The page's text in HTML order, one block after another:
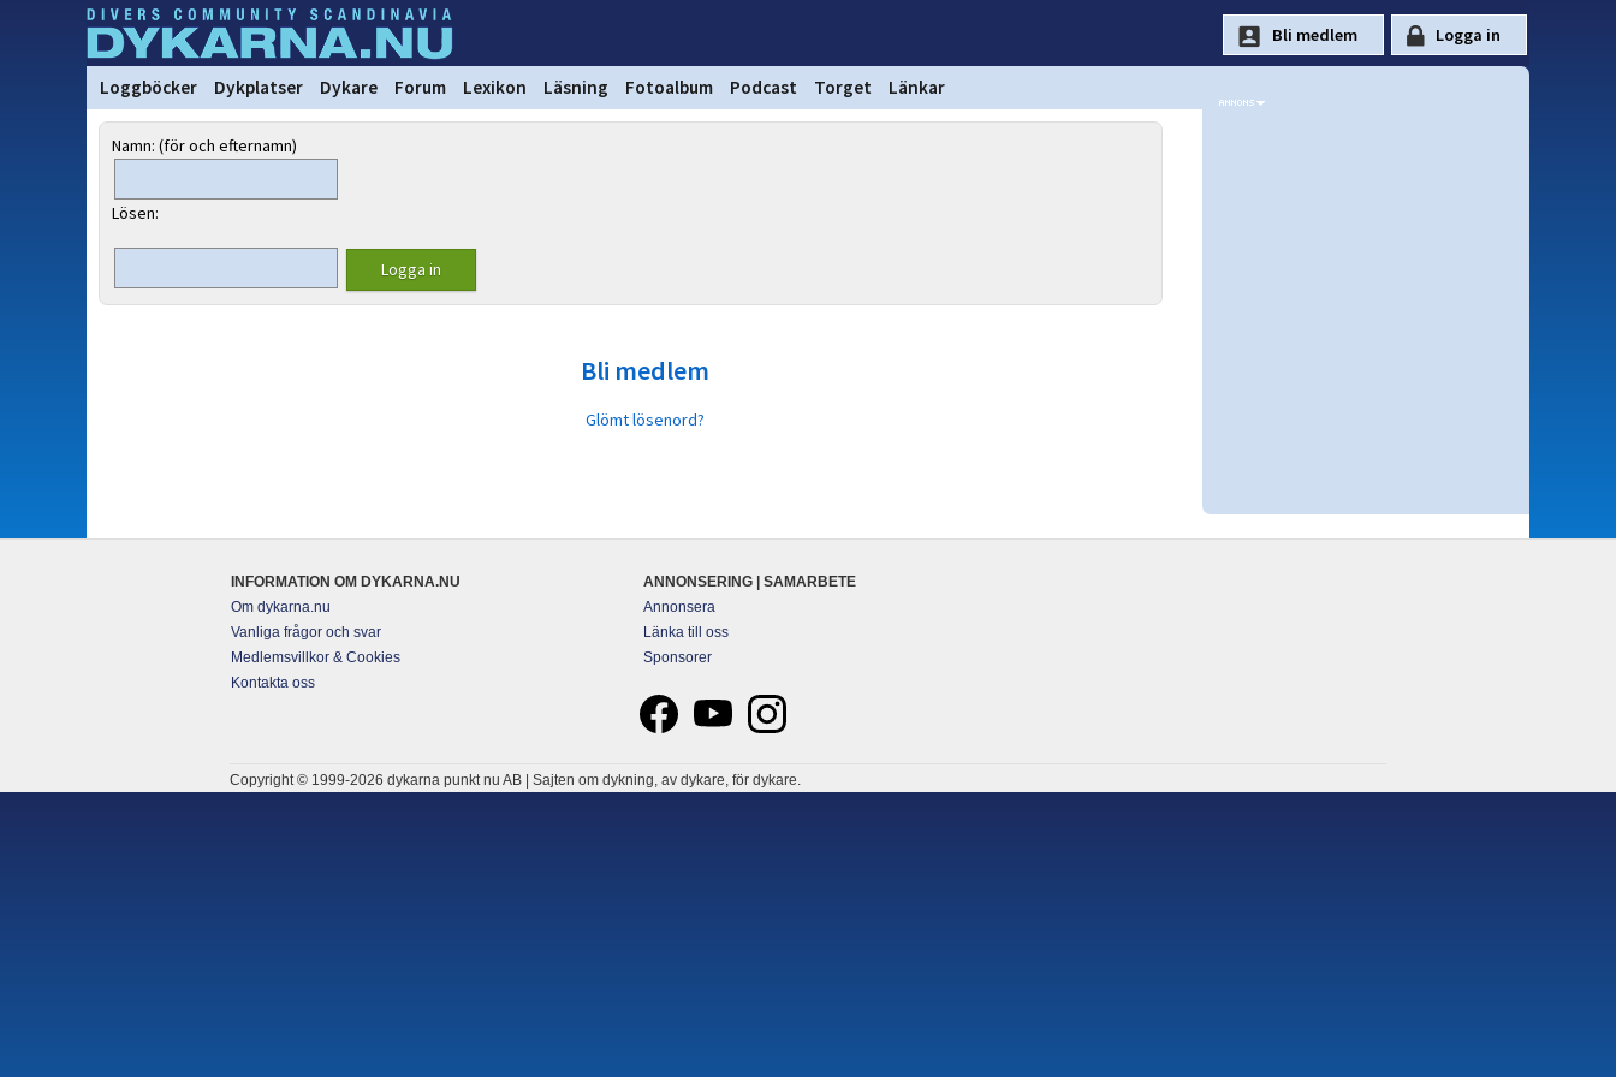
Loggböcker Dykplatser Dykare Forum Lexikon Läsning Fotoalbum Podcast Torget Länkar
Namn: (för och efternamn)
Lösen:
Bli medlem
Glömt lösenord?
INFORMATION OM DYKARNA.NU
Om dykarna.nu
Vanliga frågor och svar
Medlemsvillkor & Cookies
Kontakta oss
ANNONSERING | SAMARBETE
Annonsera
Länka till oss
Sponsorer
Copyright © 1999-2026 dykarna punkt nu AB | Sajten om dykning, av dykare, för dykare.